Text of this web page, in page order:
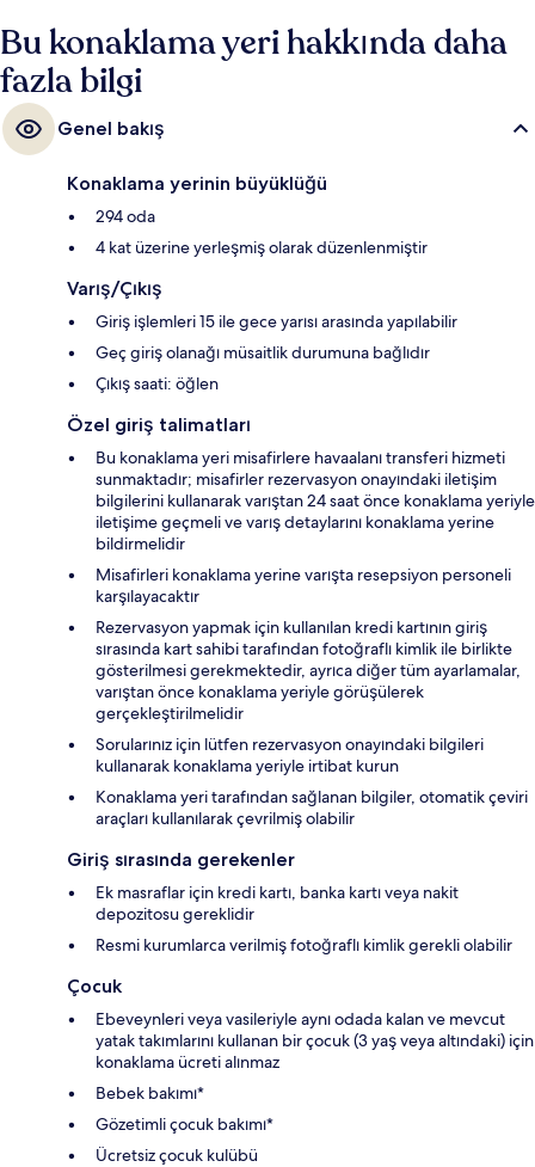
Bu konaklama yeri hakkında daha
fazla bilgi
Genel bakış
Konaklama yerinin büyüklüğü
294 oda
4 kat üzerine yerleşmiş olarak düzenlenmiştir
Varış/Çıkış
Giriş işlemleri 15 ile gece yarısı arasında yapılabilir
Geç giriş olanağı müsaitlik durumuna bağlıdır
Çıkış saati: öğlen
Özel giriş talimatları
Bu konaklama yeri misafirlere havaalanı transferi hizmeti
sunmaktadır; misafirler rezervasyon onayındaki iletişim
bilgilerini kullanarak varıştan 24 saat önce konaklama yeriyle
iletişime geçmeli ve varış detaylarını konaklama yerine
bildirmelidir
Misafirleri konaklama yerine varışta resepsiyon personeli
karşılayacaktır
Rezervasyon yapmak için kullanılan kredi kartının giriş
sırasında kart sahibi tarafından fotoğraflı kimlik ile birlikte
gösterilmesi gerekmektedir, ayrıca diğer tüm ayarlamalar,
varıştan önce konaklama yeriyle görüşülerek
gerçekleştirilmelidir
Sorularınız için lütfen rezervasyon onayındaki bilgileri
kullanarak konaklama yeriyle irtibat kurun
Konaklama yeri tarafından sağlanan bilgiler, otomatik çeviri
araçları kullanılarak çevrilmiş olabilir
Giriş sırasında gerekenler
Ek masraflar için kredi kartı, banka kartı veya nakit
depozitosu gereklidir
Resmi kurumlarca verilmiş fotoğraflı kimlik gerekli olabilir
Çocuk
Ebeveynleri veya vasileriyle aynı odada kalan ve mevcut
yatak takımlarını kullanan bir çocuk (3 yaş veya altındaki) için
konaklama ücreti alınmaz
Bebek bakımı*
Gözetimli çocuk bakımı*
Ücretsiz çocuk kulübü